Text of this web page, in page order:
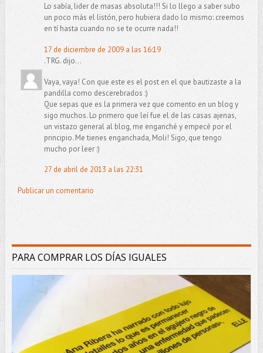
Lo sabía, lider de masas absoluta!!! Si lo llego a saber subo
un poco más el listón, pero hubiera dado lo mismo: creemos
en tí hasta cuando no se te ocurre nada!!
17 de diciembre de 2009 a las 16:19
.TRG. dijo...
Vaya, vaya! Con que este es el post en el que bautizaste a la
pandilla como descerebrados :)
Que sepas que es la primera vez que comento en un blog y
sigo muchos. Lo primero que leí fue el de las casas ajenas,
un vistazo general al blog, me enganché y empecé por el
principio. Me tienes enganchada, Moli! Sigo, que tengo
mucho por leer :)
27 de abril de 2013 a las 22:31
Publicar un comentario
PARA COMPRAR LOS DÍAS IGUALES